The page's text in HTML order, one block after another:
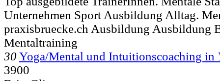
Unternehmen Sport Ausbildung Alltag.
praxisbruecke.ch Ausbildung Ausbildung
Mentaltraining
30Yoga/Mental und Intuitionscoaching in
3900